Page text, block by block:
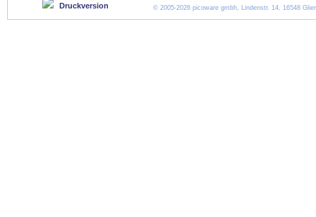
Druckversion © 2005-2026 picoware gmbh, Lindenstr. 14, 16548